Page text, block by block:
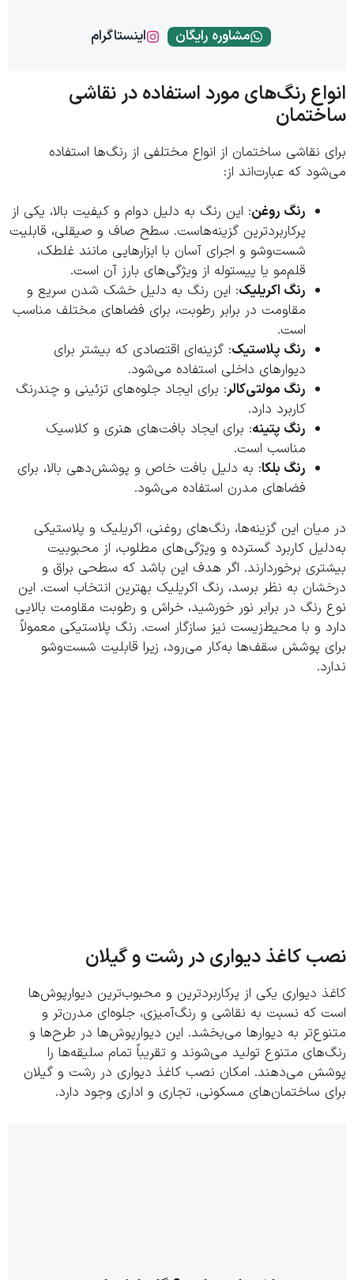
مشاوره رایگان اینستاگرام
رنگ‌های مورد استفاده در نقاشی
نقاشی ساختمان از انواع مختلفی از رنگ‌ها استفاده
که عبارت‌اند از:
رنگ روغن: این رنگ به دلیل دوام و کیفیت بالا، یکی از
پرکاربردترین گزینه‌هاست. سطح صاف و صیقلی، قابلیت
شست‌وشو و اجرای آسان با ابزارهایی مانند غلطک،
قلم‌مو یا پیستوله از ویژگی‌های بارز آن است.
رنگ اکریلیک: این رنگ به دلیل خشک شدن سریع و
مقاومت در برابر رطوبت، برای فضاهای مختلف مناسب
است.
رنگ پلاستیک: گزینه‌ای اقتصادی که بیشتر برای
دیوارهای داخلی استفاده می‌شود.
رنگ مولتی‌کالر: برای ایجاد جلوه‌های تزئینی و چندرنگ
کاربرد دارد.
رنگ پتینه: برای ایجاد بافت‌های هنری و کلاسیک
مناسب است.
رنگ بلکا: به دلیل بافت خاص و پوشش‌دهی بالا، برای
فضاهای مدرن استفاده می‌شود.
این گزینه‌ها، رنگ‌های روغنی، اکریلیک و پلاستیکی
کاربرد گسترده و ویژگی‌های مطلوب، از محبوبیت
برخوردارند. اگر هدف این باشد که سطحی براق و
به نظر برسد، رنگ اکریلیک بهترین انتخاب است. این
رنگ در برابر نور خورشید، خراش و رطوبت مقاومت بالایی
و با محیط‌زیست نیز سازگار است. رنگ پلاستیکی معمولاً
پوشش سقف‌ها به‌کار می‌رود، زیرا قابلیت شست‌وشو
کاغذ دیواری در رشت و گیلان
دیواری یکی از پرکاربردترین و محبوب‌ترین دیوارپوش‌ها
که نسبت به نقاشی و رنگ‌آمیزی، جلوه‌ای مدرن‌تر و
به دیوارها می‌بخشد. این دیوارپوش‌ها در طرح‌ها و
متنوع تولید می‌شوند و تقریباً تمام سلیقه‌ها را
می‌دهند. امکان نصب کاغذ دیواری در رشت و گیلان
ساختمان‌های مسکونی، تجاری و اداری وجود دارد.